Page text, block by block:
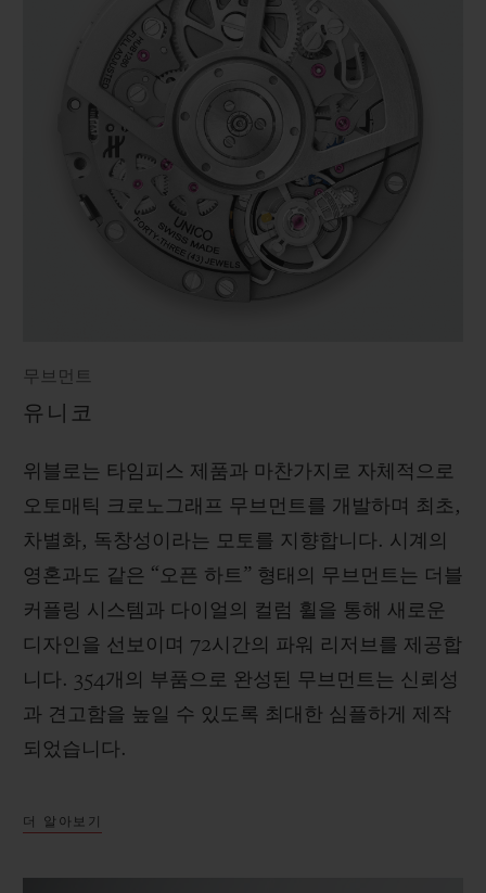
무브먼트
유니코
위블로는 타임피스 제품과 마찬가지로 자체적으로
오토매틱 크로노그래프 무브먼트를 개발하며 최초,
차별화, 독창성이라는 모토를 지향합니다. 시계의
영혼과도 같은 “오픈 하트” 형태의 무브먼트는 더블
커플링 시스템과 다이얼의 컬럼 휠을 통해 새로운
디자인을 선보이며 72시간의 파워 리저브를 제공합
니다. 354개의 부품으로 완성된 무브먼트는 신뢰성
과 견고함을 높일 수 있도록 최대한 심플하게 제작
되었습니다.
더 알아보기